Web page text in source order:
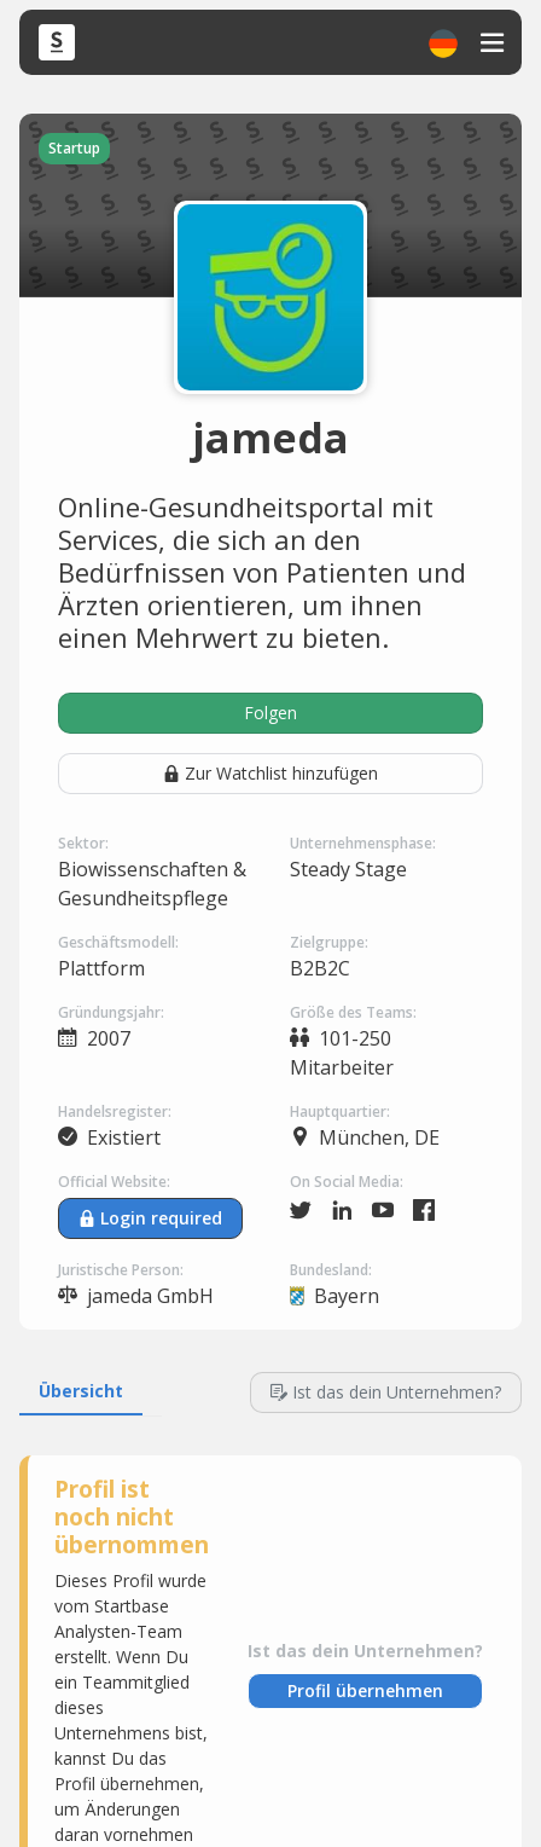
Startup
jameda
Online-Gesundheitsportal mit
Services, die sich an den
Bedürfnissen von Patienten und
Ärzten orientieren, um ihnen
einen Mehrwert zu bieten.
Folgen
Zur Watchlist hinzufügen
Sektor:
Biowissenschaften &
Gesundheitspflege
Unternehmensphase:
Steady Stage
Geschäftsmodell:
Plattform
Zielgruppe:
B2B2C
Gründungsjahr:
2007
Größe des Teams:
101-250
Mitarbeiter
Handelsregister:
Existiert
Hauptquartier:
München, DE
Official Website:
Login required
On Social Media:
Juristische Person:
jameda GmbH
Bundesland:
Bayern
Übersicht Ist das dein Unternehmen?
Profil ist
noch nicht
übernommen
Dieses Profil wurde
vom Startbase
Analysten-Team
erstellt. Wenn Du
ein Teammitglied
dieses
Unternehmens bist,
kannst Du das
Profil übernehmen,
um Änderungen
daran vornehmen
Ist das dein Unternehmen?
Profil übernehmen